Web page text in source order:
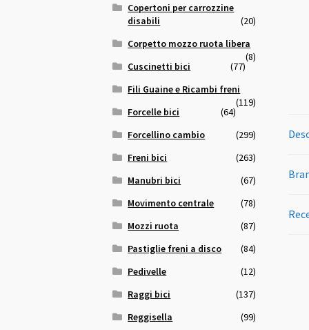
Copertoni per carrozzine
disabili
(20)
Corpetto mozzo ruota libera
(8)
Cuscinetti bici
(77)
Fili Guaine e Ricambi freni
(119)
Forcelle bici
(64)
Forcellino cambio
(299)
Freni bici
(263)
Manubri bici
(67)
Movimento centrale
(78)
Mozzi ruota
(87)
Pastiglie freni a disco
(84)
Pedivelle
(12)
Raggi bici
(137)
Reggisella
(99)